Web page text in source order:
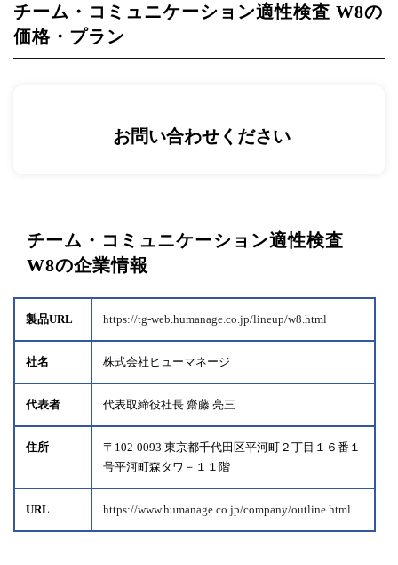
チーム・コミュニケーション適性検査 W8の
価格・プラン
お問い合わせください
チーム・コミュニケーション適性検査
W8の企業情報
製品URL https://tg-web.humanage.co.jp/lineup/w8.html
社名 株式会社ヒューマネージ
代表者 代表取締役社長 齋藤 亮三
住所
〒102-0093 東京都千代田区平河町２丁目１６番１
号平河町森タワ－１１階
URL https://www.humanage.co.jp/company/outline.html